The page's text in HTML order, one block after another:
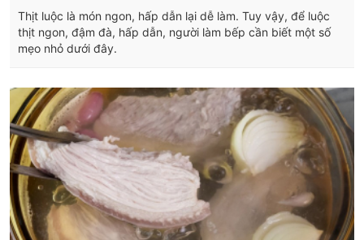
Thịt luộc là món ngon, hấp dẫn lại dễ làm. Tuy vậy, để luộc
thịt ngon, đậm đà, hấp dẫn, người làm bếp cần biết một số
mẹo nhỏ dưới đây.